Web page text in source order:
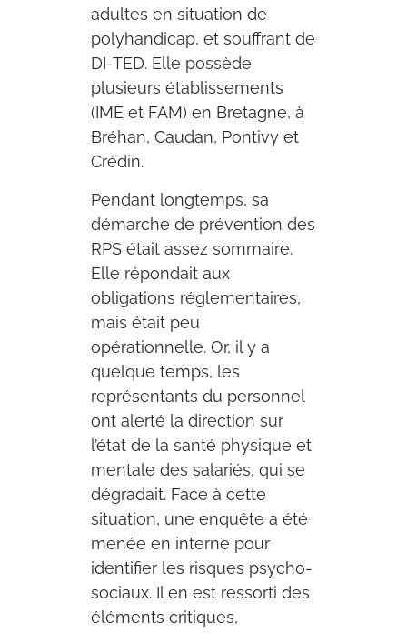
adultes en situation de
polyhandicap, et souffrant de
DI-TED. Elle possède
plusieurs établissements
(IME et FAM) en Bretagne, à
Bréhan, Caudan, Pontivy et
Crédin.
Pendant longtemps, sa
démarche de prévention des
RPS était assez sommaire.
Elle répondait aux
obligations réglementaires,
mais était peu
opérationnelle. Or, il y a
quelque temps, les
représentants du personnel
ont alerté la direction sur
l’état de la santé physique et
mentale des salariés, qui se
dégradait. Face à cette
situation, une enquête a été
menée en interne pour
identifier les risques psycho-
sociaux. Il en est ressorti des
éléments critiques,